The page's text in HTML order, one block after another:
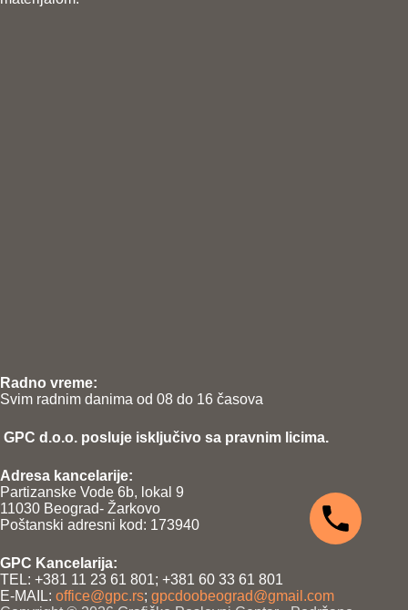
Radno vreme:
Svim radnim danima od 08 do 16 časova
GPC d.o.o. posluje isključivo sa pravnim licima.
Adresa kancelarije:
Partizanske Vode 6b, lokal 9
11030 Beograd- Žarkovo
Poštanski adresni kod: 173940
GPC Kancelarija:
TEL: +381 11 23 61 801; +381 60 33 61 801
E-MAIL: office@gpc.rs; gpcdoobeograd@gmail.com